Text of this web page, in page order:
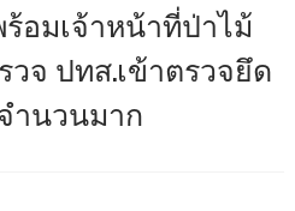
อมเจ้าหน้าที่ป่าไม้
จ ปทส.เข้าตรวจยึด
ำนวนมาก